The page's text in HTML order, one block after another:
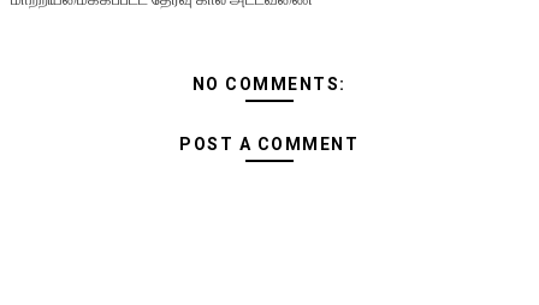
NO COMMENTS:
POST A COMMENT